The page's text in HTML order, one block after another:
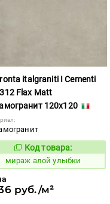
italgraniti I Cementi
Flax Matt
120x120
984611
Код товара:
мираж алой улыбки
руб./м²